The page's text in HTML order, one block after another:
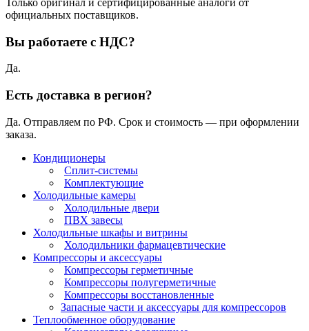
официальных поставщиков.
Вы работаете с НДС?
Да.
Есть доставка в регион?
Да. Отправляем по РФ. Срок и стоимость — при оформлении
заказа.
Кондиционеры
Сплит-системы
Комплектующие
Холодильные камеры
Холодильные двери
ПВХ завесы
Холодильные шкафы и витрины
Холодильники фармацевтические
Компрессоры и аксессуары
Компрессоры герметичные
Компрессоры полугерметичные
Компрессоры восстановленные
Запасные части и аксессуары для компрессоров
Теплообменное оборудование